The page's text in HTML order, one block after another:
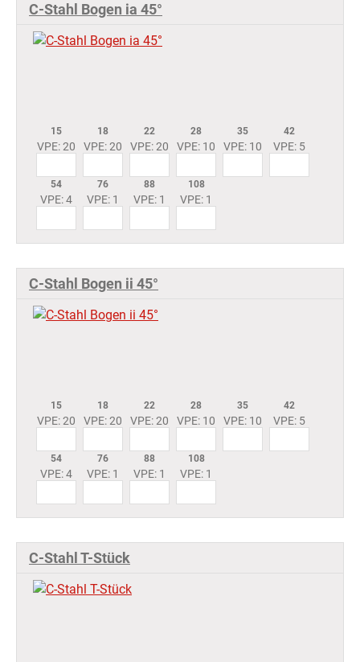
C-Stahl Bogen ia 45°
15
VPE: 20
18
VPE: 20
22
VPE: 20
28
VPE: 10
35
VPE: 10
42
VPE: 5
54
VPE: 4
76
VPE: 1
88
VPE: 1
108
VPE: 1
C-Stahl Bogen ii 45°
15
VPE: 20
18
VPE: 20
22
VPE: 20
28
VPE: 10
35
VPE: 10
42
VPE: 5
54
VPE: 4
76
VPE: 1
88
VPE: 1
108
VPE: 1
C-Stahl T-Stück